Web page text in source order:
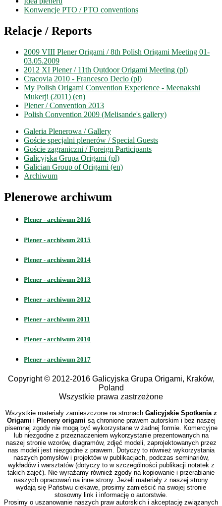
Konwencje PTO / PTO conventions
Relacje / Reports
2009 VIII Plener Origami / 8th Polish Origami Meeting 01-
03.05.2009
2012 XI Plener / 11th Outdoor Origami Meeting (pl)
Cracovia 2010 - Francesco Decio (pl)
My Polish Origami Convention Experience - Meenakshi
Mukerji (2011) (en)
Plener / Convention 2013
Polish Convention 2009 (Melisande's gallery)
Galeria Plenerowa / Gallery
Goście specjalni plenerów / Special Guests
Goście zagraniczni / Foreign Participants
Galicyjska Grupa Origami (pl)
Galician Group of Origami (en)
Archiwum
Plenerowe archiwum
Plener - archiwum 2016
Plener - archiwum 2015
Plener - archiwum 2014
Plener - archiwum 2013
Plener - archiwum 2012
Plener - archiwum 2011
Plener - archiwum 2010
Plener - archiwum 2017
Copyright © 2012-2016 Galicyjska Grupa Origami, Kraków,
Poland
Wszystkie prawa zastrzeżone
Wszystkie materiały zamieszczone na stronach Galicyjskie Spotkania z
Origami i Plenery origami są chronione prawem autorskim i bez naszej
pisemnej zgody nie mogą być wykorzystane w żadnej formie. Komercyjne
lub niezgodne z przeznaczeniem wykorzystanie prezentowanych na
naszej stronie wzorów, diagramów, zdjęć modeli, zaprojektowanych przez
nas modeli jest niezgodne z prawem. Dotyczy to również wykorzystania
naszych pomysłów i projektów w publikacjach, podczas seminariów,
wykładów i warsztatów (dotyczy to w szczególności publikacji notatek z
takich zajęć). Nie wyrażamy również zgody na kopiowanie i przerabianie
naszych opracowań na inne strony. Jeżeli materiały z naszej strony
wydają się Państwu ciekawe, prosimy zamieścić na swojej stronie
stosowny link i informację o autorstwie.
Prosimy o uszanowanie naszych praw autorskich i akceptację związanych